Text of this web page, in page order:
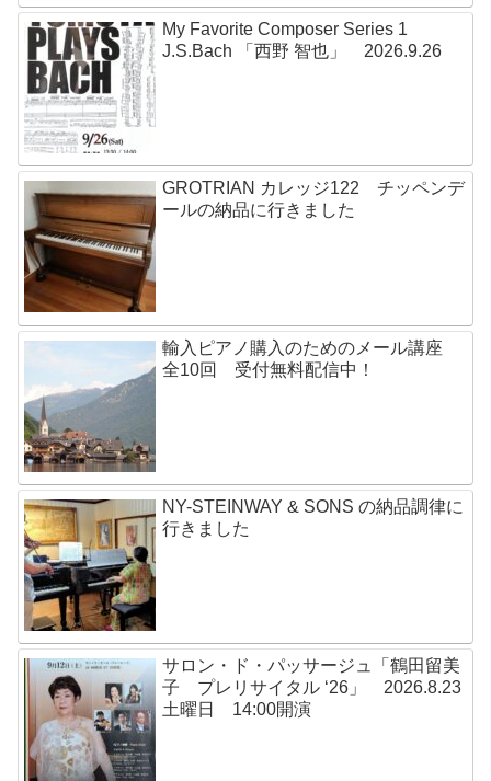
My Favorite Composer Series 1
J.S.Bach 「西野 智也」 2026.9.26
GROTRIAN カレッジ122 チッペンデ
ールの納品に行きました
輸入ピアノ購入のためのメール講座
全10回 受付無料配信中！
NY-STEINWAY & SONS の納品調律に
行きました
サロン・ド・パッサージュ「鶴田留美
子 プレリサイタル ‘26」 2026.8.23
土曜日 14:00開演